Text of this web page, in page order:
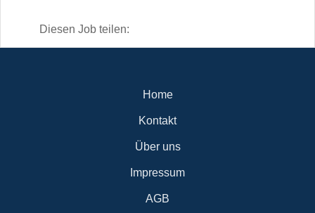
Diesen Job teilen:
Home
Kontakt
Über uns
Impressum
AGB